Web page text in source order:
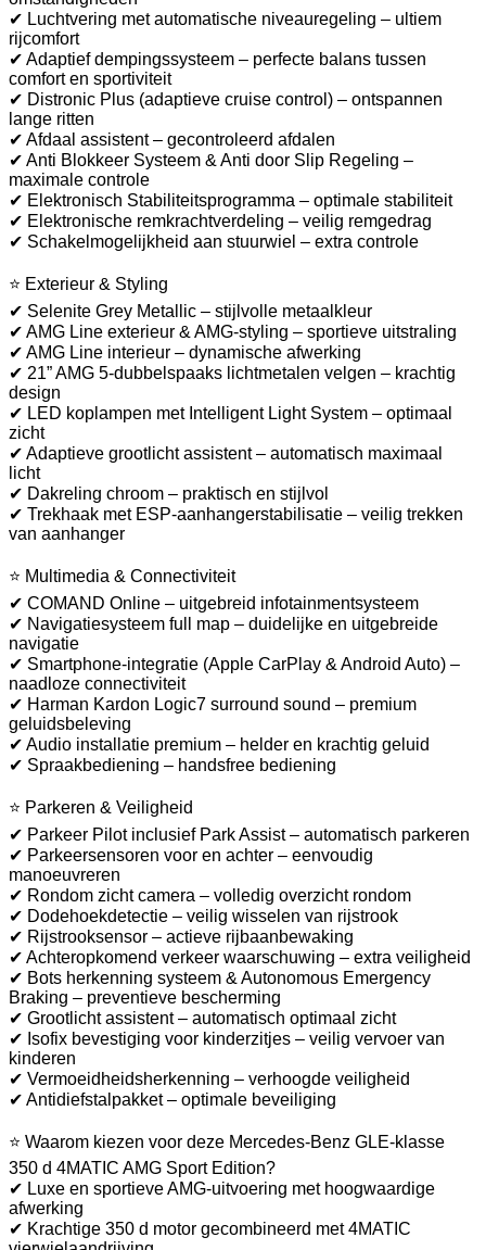
✔ Luchtvering met automatische niveauregeling – ultiem
rijcomfort
✔ Adaptief dempingssysteem – perfecte balans tussen
comfort en sportiviteit
✔ Distronic Plus (adaptieve cruise control) – ontspannen
lange ritten
✔ Afdaal assistent – gecontroleerd afdalen
✔ Anti Blokkeer Systeem & Anti door Slip Regeling –
maximale controle
✔ Elektronisch Stabiliteitsprogramma – optimale stabiliteit
✔ Elektronische remkrachtverdeling – veilig remgedrag
✔ Schakelmogelijkheid aan stuurwiel – extra controle
⭐ Exterieur & Styling
✔ Selenite Grey Metallic – stijlvolle metaalkleur
✔ AMG Line exterieur & AMG-styling – sportieve uitstraling
✔ AMG Line interieur – dynamische afwerking
✔ 21” AMG 5-dubbelspaaks lichtmetalen velgen – krachtig
design
✔ LED koplampen met Intelligent Light System – optimaal
zicht
✔ Adaptieve grootlicht assistent – automatisch maximaal
licht
✔ Dakreling chroom – praktisch en stijlvol
✔ Trekhaak met ESP-aanhangerstabilisatie – veilig trekken
van aanhanger
⭐ Multimedia & Connectiviteit
✔ COMAND Online – uitgebreid infotainmentsysteem
✔ Navigatiesysteem full map – duidelijke en uitgebreide
navigatie
✔ Smartphone-integratie (Apple CarPlay & Android Auto) –
naadloze connectiviteit
✔ Harman Kardon Logic7 surround sound – premium
geluidsbeleving
✔ Audio installatie premium – helder en krachtig geluid
✔ Spraakbediening – handsfree bediening
⭐ Parkeren & Veiligheid
✔ Parkeer Pilot inclusief Park Assist – automatisch parkeren
✔ Parkeersensoren voor en achter – eenvoudig
manoeuvreren
✔ Rondom zicht camera – volledig overzicht rondom
✔ Dodehoekdetectie – veilig wisselen van rijstrook
✔ Rijstrooksensor – actieve rijbaanbewaking
✔ Achteropkomend verkeer waarschuwing – extra veiligheid
✔ Bots herkenning systeem & Autonomous Emergency
Braking – preventieve bescherming
✔ Grootlicht assistent – automatisch optimaal zicht
✔ Isofix bevestiging voor kinderzitjes – veilig vervoer van
kinderen
✔ Vermoeidheidsherkenning – verhoogde veiligheid
✔ Antidiefstalpakket – optimale beveiliging
⭐ Waarom kiezen voor deze Mercedes-Benz GLE-klasse
350 d 4MATIC AMG Sport Edition?
✔ Luxe en sportieve AMG-uitvoering met hoogwaardige
afwerking
✔ Krachtige 350 d motor gecombineerd met 4MATIC